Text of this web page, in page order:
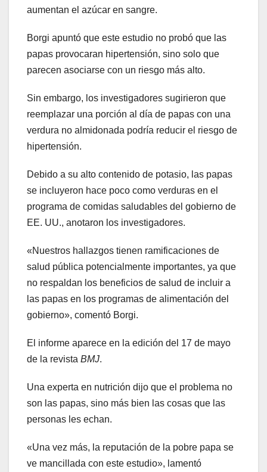
aumentan el azúcar en sangre.
Borgi apuntó que este estudio no probó que las
papas provocaran hipertensión, sino solo que
parecen asociarse con un riesgo más alto.
Sin embargo, los investigadores sugirieron que
reemplazar una porción al día de papas con una
verdura no almidonada podría reducir el riesgo de
hipertensión.
Debido a su alto contenido de potasio, las papas
se incluyeron hace poco como verduras en el
programa de comidas saludables del gobierno de
EE. UU., anotaron los investigadores.
«Nuestros hallazgos tienen ramificaciones de
salud pública potencialmente importantes, ya que
no respaldan los beneficios de salud de incluir a
las papas en los programas de alimentación del
gobierno», comentó Borgi.
El informe aparece en la edición del 17 de mayo
de la revista BMJ.
Una experta en nutrición dijo que el problema no
son las papas, sino más bien las cosas que las
personas les echan.
«Una vez más, la reputación de la pobre papa se
ve mancillada con este estudio», lamentó